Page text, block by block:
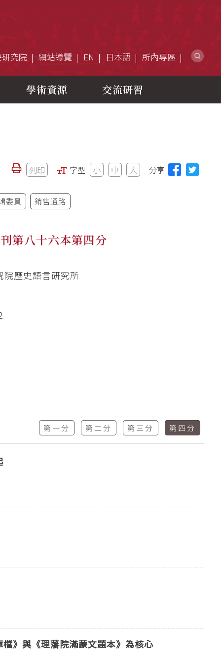
究院 網站導覽 EN 日本語 所內專區
學術資源 交流研習
列印 字型 小 中 大 分享
委員 銷售通路
第八十六本第四分
院歷史語言研究所
第一分 第二分 第三分 第四分
》與《理藩院滿蒙文題本》為核心